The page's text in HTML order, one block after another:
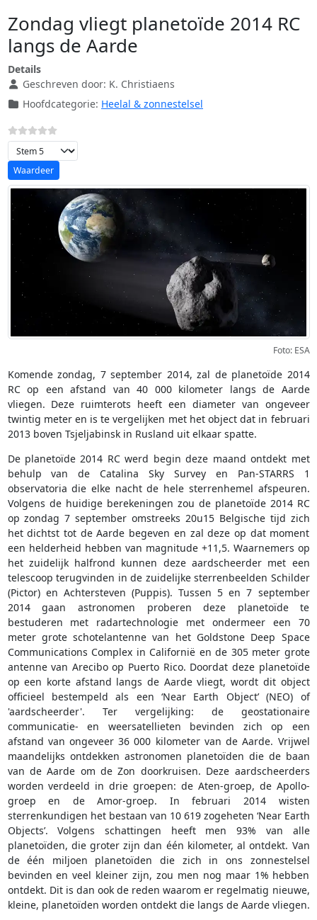
Zondag vliegt planetoïde 2014 RC
langs de Aarde
Details
Geschreven door: K. Christiaens
Hoofdcategorie: Heelal & zonnestelsel
Voeg waardering toe
Foto: ESA
Komende zondag, 7 september 2014, zal de planetoïde 2014
RC op een afstand van 40 000 kilometer langs de Aarde
vliegen. Deze ruimterots heeft een diameter van ongeveer
twintig meter en is te vergelijken met het object dat in februari
2013 boven Tsjeljabinsk in Rusland uit elkaar spatte.
De planetoïde 2014 RC werd begin deze maand ontdekt met
behulp van de Catalina Sky Survey en Pan-STARRS 1
observatoria die elke nacht de hele sterrenhemel afspeuren.
Volgens de huidige berekeningen zou de planetoïde 2014 RC
op zondag 7 september omstreeks 20u15 Belgische tijd zich
het dichtst tot de Aarde begeven en zal deze op dat moment
een helderheid hebben van magnitude +11,5. Waarnemers op
het zuidelijk halfrond kunnen deze aardscheerder met een
telescoop terugvinden in de zuidelijke sterrenbeelden Schilder
(Pictor) en Achtersteven (Puppis). Tussen 5 en 7 september
2014 gaan astronomen proberen deze planetoïde te
bestuderen met radartechnologie met ondermeer een 70
meter grote schotelantenne van het Goldstone Deep Space
Communications Complex in Californië en de 305 meter grote
antenne van Arecibo op Puerto Rico. Doordat deze planetoïde
op een korte afstand langs de Aarde vliegt, wordt dit object
officieel bestempeld als een ‘Near Earth Object’ (NEO) of
'aardscheerder'. Ter vergelijking: de geostationaire
communicatie- en weersatellieten bevinden zich op een
afstand van ongeveer 36 000 kilometer van de Aarde. Vrijwel
maandelijks ontdekken astronomen planetoïden die de baan
van de Aarde om de Zon doorkruisen. Deze aardscheerders
worden verdeeld in drie groepen: de Aten-groep, de Apollo-
groep en de Amor-groep. In februari 2014 wisten
sterrenkundigen het bestaan van 10 619 zogeheten ‘Near Earth
Objects’. Volgens schattingen heeft men 93% van alle
planetoïden, die groter zijn dan één kilometer, al ontdekt. Van
de één miljoen planetoïden die zich in ons zonnestelsel
bevinden en veel kleiner zijn, zou men nog maar 1% hebben
ontdekt. Dit is dan ook de reden waarom er regelmatig nieuwe,
kleine, planetoïden worden ontdekt die langs de Aarde vliegen.